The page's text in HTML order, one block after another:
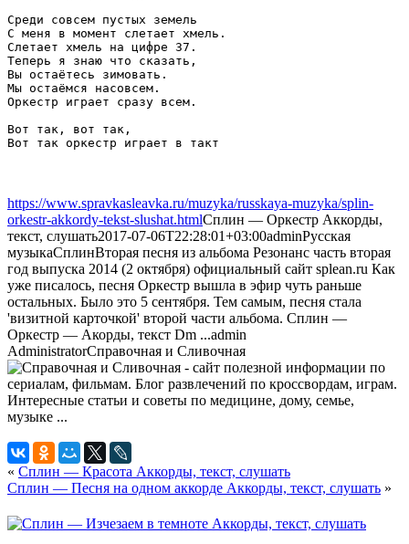
Среди совсем пустых земель
С меня в момент слетает хмель.
Слетает хмель на цифре 37.
Теперь я знаю что сказать,
Вы остаётесь зимовать.
Мы остаёмся насовсем.
Оркестр играет сразу всем.
Вот так, вот так,
Вот так оркестр играет в такт
https://www.spravkasleavka.ru/muzyka/russkaya-muzyka/splin-
orkestr-akkordy-tekst-slushat.htmlСплин — Оркестр Аккорды,
текст, слушать2017-07-06T22:28:01+03:00adminРусская
музыкаСплинВторая песня из альбома Резонанс часть вторая
год выпуска 2014 (2 октября) официальный сайт splean.ru Как
уже писалось, песня Оркестр вышла в эфир чуть раньше
остальных. Было это 5 сентября. Тем самым, песня стала
'визитной карточкой' второй части альбома. Сплин —
Оркестр — Акорды, текст Dm ...admin
AdministratorСправочная и Сливочная
« Сплин — Красота Аккорды, текст, слушать
Сплин — Песня на одном аккорде Аккорды, текст, слушать »